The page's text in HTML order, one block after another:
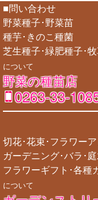
■問い合わせ
野菜種子･野菜苗
種芋･きのこ種菌
芝生種子･緑肥種子･
について
野菜の種苗店
0263-33-
切花･花束･フラワー
ガーデニング･バラ･
フラワーギフト･各種
について